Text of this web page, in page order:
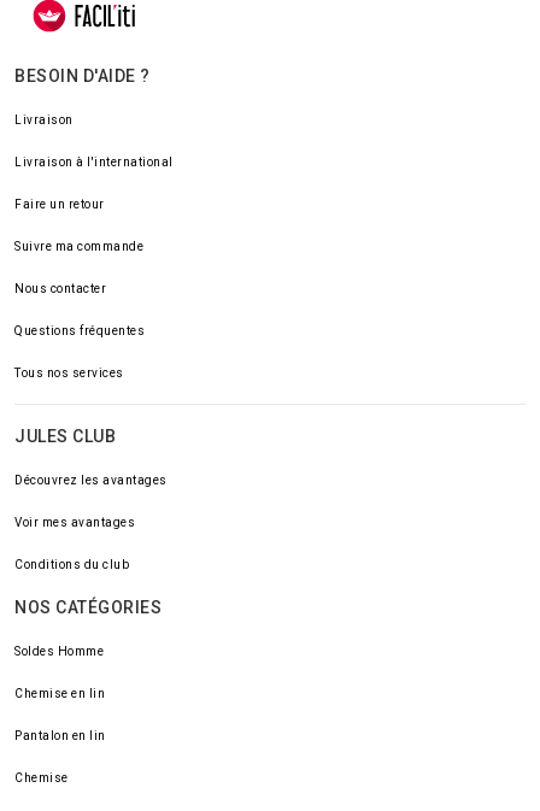
BESOIN D'AIDE ?
Livraison
Livraison à l'international
Faire un retour
Suivre ma commande
Nous contacter
Questions fréquentes
Tous nos services
JULES CLUB
Découvrez les avantages
Voir mes avantages
Conditions du club
NOS CATÉGORIES
Soldes Homme
Chemise en lin
Pantalon en lin
Chemise